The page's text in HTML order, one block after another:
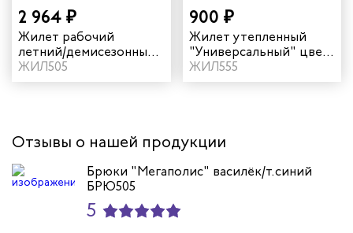
2 964 ₽
Жилет рабочий
летний/демисезонный
"Мегаполис" цвет
василёк/темно-синий
ЖИЛ505
900 ₽
Жилет утепленный
"Универсальный" цвет
серый/неоновый
ЖИЛ555
Отзывы о нашей продукции
Брюки "Мегаполис" василёк/т.синий
БРЮ505
5